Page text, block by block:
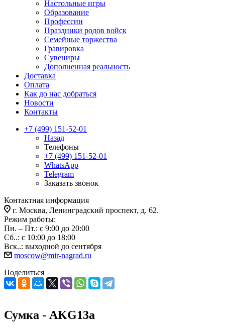
Настольные игры
Образование
Профессии
Праздники родов войск
Семейные торжества
Гравировка
Сувениры
Дополненная реальность
Доставка
Оплата
Как до нас добраться
Новости
Контакты
+7 (499) 151-52-01
Назад
Телефоны
+7 (499) 151-52-01
WhatsApp
Telegram
Заказать звонок
Контактная информация
г. Москва, Ленинградский проспект, д. 62.
Режим работы:
Пн. – Пт.: с 9:00 до 20:00
Сб..: с 10:00 до 18:00
Вск..: выходной до сентября
moscow@mir-nagrad.ru
Поделиться
Сумка - AKG13a